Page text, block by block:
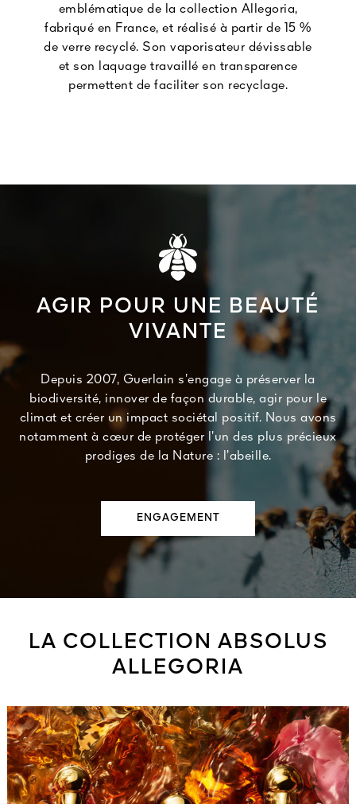
emblématique de la collection Allegoria,
fabriqué en France, et réalisé à partir de 15 %
de verre recyclé. Son vaporisateur dévissable
et son laquage travaillé en transparence
permettent de faciliter son recyclage.
AGIR POUR UNE BEAUTÉ
VIVANTE
Depuis 2007, Guerlain s’engage à préserver la
biodiversité, innover de façon durable, agir pour le
climat et créer un impact sociétal positif. Nous avons
notamment à cœur de protéger l’un des plus précieux
prodiges de la Nature : l’abeille.
ENGAGEMENT
LA COLLECTION ABSOLUS
ALLEGORIA